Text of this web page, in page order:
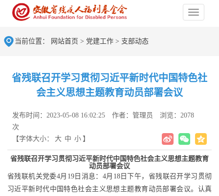
当前位置： 网站首页 > 党建工作 > 支部动态
省残联召开学习贯彻习近平新时代中国特色社
会主义思想主题教育动员部署会议
发布时间：2023-05-08 16:02:25 作者：管理员
浏览：2078
次
【字体大小：
大 中 小 】
省残联召开学习贯彻习近平新时代中国特色社会主义思想主题教育
动员部署会议
省残联机关党委4月19日消息：4月18日下午，省残联召开学习贯彻
习近平新时代中国特色社会主义思想主题教育动员部署会议。认真